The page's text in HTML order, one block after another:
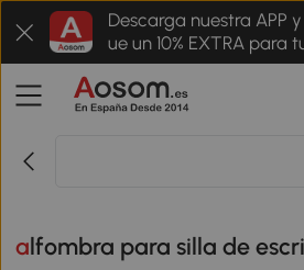
Descarga nuestra APP
ue un 10% EXTRA para
r pedido
alfombra para silla de